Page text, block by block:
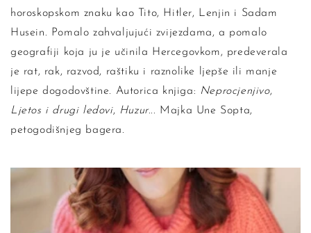
horoskopskom znaku kao Tito, Hitler, Lenjin i Sadam
Husein. Pomalo zahvaljujući zvijezdama, a pomalo
geografiji koja ju je učinila Hercegovkom, predeverala
je rat, rak, razvod, raštiku i raznolike ljepše ili manje
lijepe dogodovštine. Autorica knjiga: Neprocjenjivo,
Ljetos i drugi ledovi, Huzur... Majka Une Sopta,
petogodišnjeg bagera.